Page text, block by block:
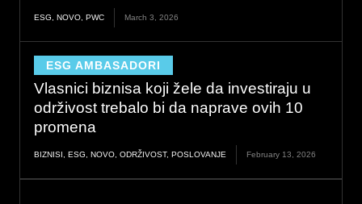
ESG NOVO PWC March 3, 2026
ESG AMBASADORI
Vlasnici biznisa koji žele da investiraju u
održivost trebalo bi da naprave ovih 10
promena
BIZNISI ESG NOVO ODRŽIVOST, POSLOVANJE February 13, 2026